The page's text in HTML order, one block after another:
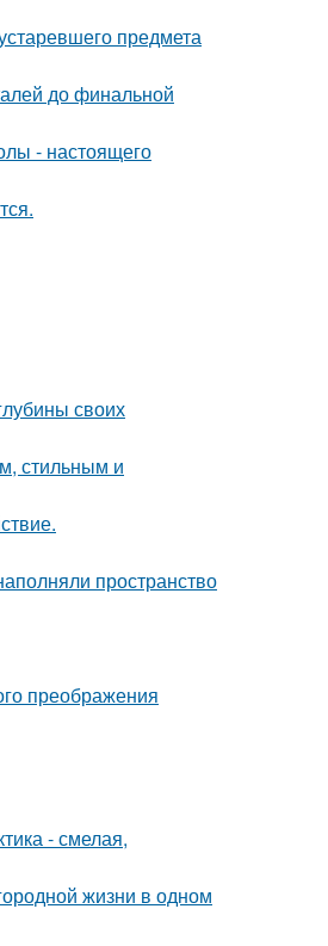
предмета
до финальной
- настоящего
своих
стильным и
пространство
преображения
- смелая,
жизни в одном